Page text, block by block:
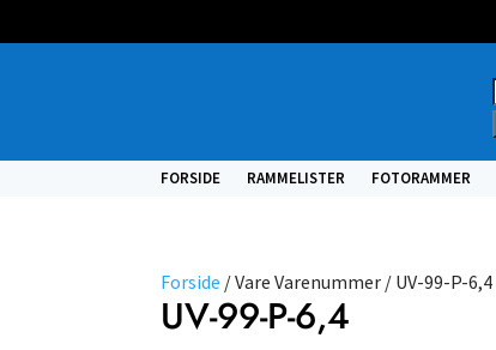
FORSIDE RAMMELISTER FOTORAMMER
Forside / Vare Varenummer / UV-99-P-6,4
UV-99-P-6,4